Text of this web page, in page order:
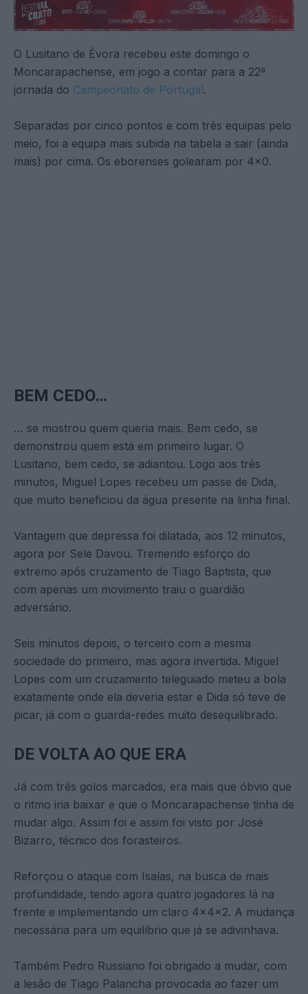
O Lusitano de Évora recebeu este domingo o
Moncarapachense, em jogo a contar para a 22ª
jornada do Campeonato de Portugal.
Separadas por cinco pontos e com três equipas pelo
meio, foi a equipa mais subida na tabela a sair (ainda
mais) por cima. Os eborenses golearam por 4×0.
BEM CEDO…
… se mostrou quem queria mais. Bem cedo, se
demonstrou quem está em primeiro lugar. O
Lusitano, bem cedo, se adiantou. Logo aos três
minutos, Miguel Lopes recebeu um passe de Dida,
que muito beneficiou da água presente na linha final.
Vantagem que depressa foi dilatada, aos 12 minutos,
agora por Sele Davou. Tremendo esforço do
extremo após cruzamento de Tiago Baptista, que
com apenas um movimento traiu o guardião
adversário.
Seis minutos depois, o terceiro com a mesma
sociedade do primeiro, mas agora invertida. Miguel
Lopes com um cruzamento teleguiado meteu a bola
exatamente onde ela deveria estar e Dida só teve de
picar, já com o guarda-redes muito desequilibrado.
DE VOLTA AO QUE ERA
Já com três golos marcados, era mais que óbvio que
o ritmo iria baixar e que o Moncarapachense tinha de
mudar algo. Assim foi e assim foi visto por José
Bizarro, técnico dos forasteiros.
Reforçou o ataque com Isaías, na busca de mais
profundidade, tendo agora quatro jogadores lá na
frente e implementando um claro 4x4x2. A mudança
necessária para um equilíbrio que já se adivinhava.
Também Pedro Russiano foi obrigado a mudar, com
a lesão de Tiago Palancha provocada ao fazer um